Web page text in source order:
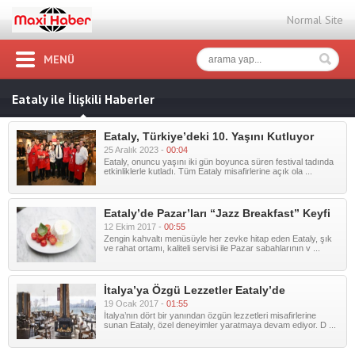
Normal Site
MENÜ
Eataly ile İlişkili Haberler
Eataly, Türkiye’deki 10. Yaşını Kutluyor
25 Aralık 2023 - 00:04
Eataly, onuncu yaşını iki gün boyunca süren festival tadında
etkinliklerle kutladı. Tüm Eataly misafirlerine açık ola ...
Eataly’de Pazar’ları “Jazz Breakfast” Keyfi
12 Ekim 2017 - 00:55
Zengin kahvaltı menüsüyle her zevke hitap eden Eataly, şık
ve rahat ortamı, kaliteli servisi ile Pazar sabahlarının v ...
İtalya’ya Özgü Lezzetler Eataly’de
19 Ocak 2017 - 01:55
İtalya’nın dört bir yanından özgün lezzetleri misafirlerine
sunan Eataly, özel deneyimler yaratmaya devam ediyor. D ...